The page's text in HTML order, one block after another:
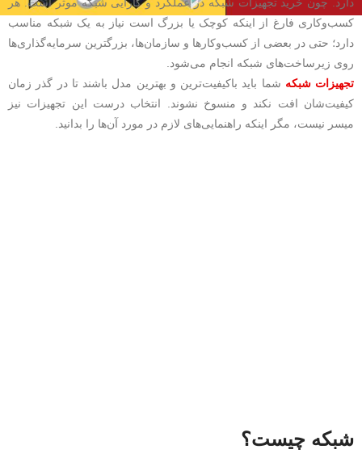
کسب‌و‌کاری فارغ از اینکه کوچک یا بزرگ است نیاز به یک شبکه مناسب
دارد؛ حتی در بعضی از کسب‌و‌کارها و سازمان‌ها، بزرگترین سرمایه‌گذاری‌ها
روی زیرساخت‌های شبکه انجام می‌شود.
تجهیزات شبکه شما باید باکیفیت‌ترین و بهترین مدل باشند تا در گذر زمان
کیفیت‌شان افت نکند و منسوخ نشوند. انتخاب درست این تجهیزات نیز
میسر نیست، مگر اینکه راهنمایی‌های لازم در مورد آن‌ها را بدانید.
شبکه چیست؟